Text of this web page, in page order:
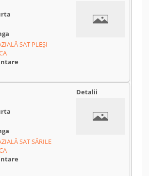
SAT PLEŞI
SAT SĂRILE